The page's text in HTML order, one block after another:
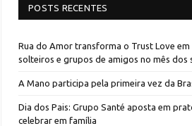
POSTS RECENTES
Rua do Amor transforma o Trust Love
solteiros e grupos de amigos no mês dos
A Mano participa pela primeira vez da
Dia dos Pais: Grupo Santé aposta em
celebrar em família